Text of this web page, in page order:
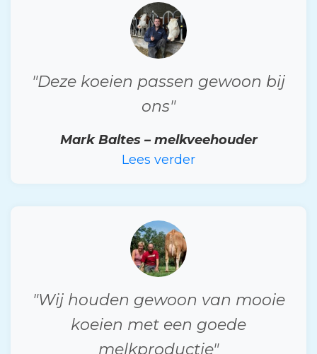
"Deze koeien passen gewoon bij
ons"
Mark Baltes – melkveehouder
Lees verder
"Wij houden gewoon van mooie
koeien met een goede
melkproductie"